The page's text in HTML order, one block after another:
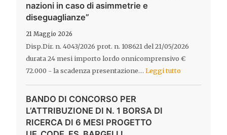
nazioni in caso di asimmetrie e
diseguaglianze”
21 Maggio 2026
Disp.Dir. n. 4043/2026 prot. n. 108621 del 21/05/2026
durata 24 mesi importo lordo onnicomprensivo €
72.000 - la scadenza presentazione…Leggi tutto
BANDO DI CONCORSO PER
L’ATTRIBUZIONE DI N. 1 BORSA DI
RICERCA DI 6 MESI PROGETTO